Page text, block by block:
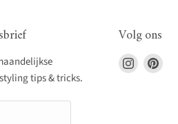
tips & tricks.
Volg ons
Vind
ons
Vind